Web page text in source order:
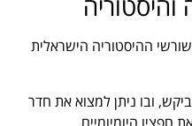
ההיסטוריה הישראלית
ובו ניתן למצוא את חדר
חפציו היומיומיים.